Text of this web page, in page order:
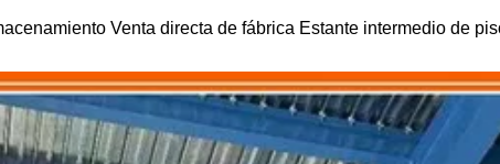
Venta directa de fábrica Estante intermedio de